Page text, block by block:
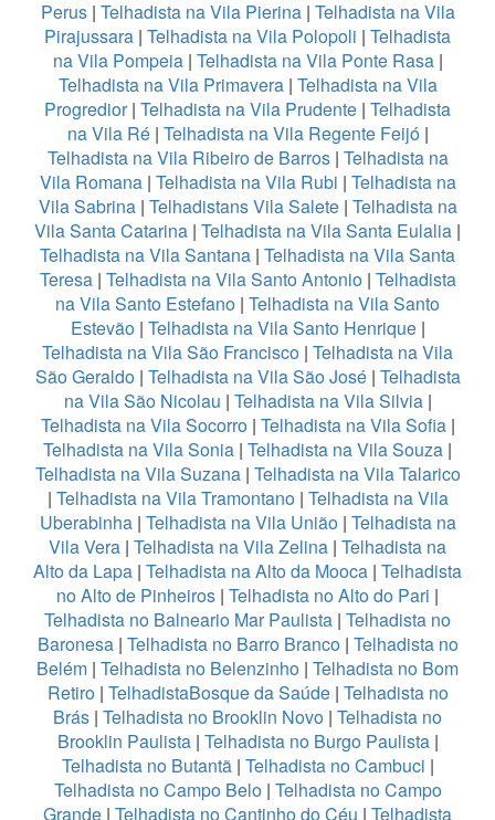
Perus| Telhadista na Vila Pierina| Telhadista na Vila
Pirajussara | Telhadista na Vila Polopoli | Telhadista
na Vila Pompeia| Telhadista na Vila Ponte Rasa|
Telhadista na Vila Primavera| Telhadista na Vila
Progredior| Telhadista na Vila Prudente | Telhadista
na Vila Ré| Telhadista na Vila Regente Feijó|
Telhadista na Vila Ribeiro de Barros| Telhadista na
Vila Romana| Telhadista na Vila Rubi | Telhadista na
Vila Sabrina| Telhadistans Vila Salete| Telhadista na
Vila Santa Catarina | Telhadista na Vila Santa Eulalia |
Telhadista na Vila Santana | Telhadista na Vila Santa
Teresa| Telhadista na Vila Santo Antonio| Telhadista
na Vila Santo Estefano | Telhadista na Vila Santo
Estevão| Telhadista na Vila Santo Henrique|
Telhadista na Vila São Francisco | Telhadista na Vila
São Geraldo| Telhadista na Vila São José| Telhadista
na Vila São Nicolau | Telhadista na Vila Silvia|
Telhadista na Vila Socorro| Telhadista na Vila Sofia|
Telhadista na Vila Sonia | Telhadista na Vila Souza |
Telhadista na Vila Suzana| Telhadista na Vila Talarico
| Telhadista na Vila Tramontano| Telhadista na Vila
Uberabinha| Telhadista na Vila União| Telhadista na
Vila Vera | Telhadista na Vila Zelina | Telhadista na
Alto da Lapa | Telhadista na Alto da Mooca | Telhadista
no Alto de Pinheiros | Telhadista no Alto do Pari |
Telhadista no Balneario Mar Paulista | Telhadista no
Baronesa| Telhadista no Barro Branco| Telhadista no
Belém | Telhadista no Belenzinho | Telhadista no Bom
Retiro| TelhadistaBosque da Saúde| Telhadista no
Brás | Telhadista no Brooklin Novo | Telhadista no
Brooklin Paulista| Telhadista no Burgo Paulista|
Telhadista no Butantã| Telhadista no Cambuci |
Telhadista no Campo Belo| Telhadista no Campo
Grande | Telhadista no Cantinho do Céu | Telhadista